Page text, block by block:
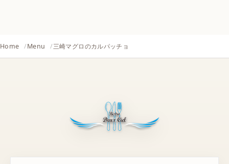
Home Menu 三崎マグロのカルパッチョ